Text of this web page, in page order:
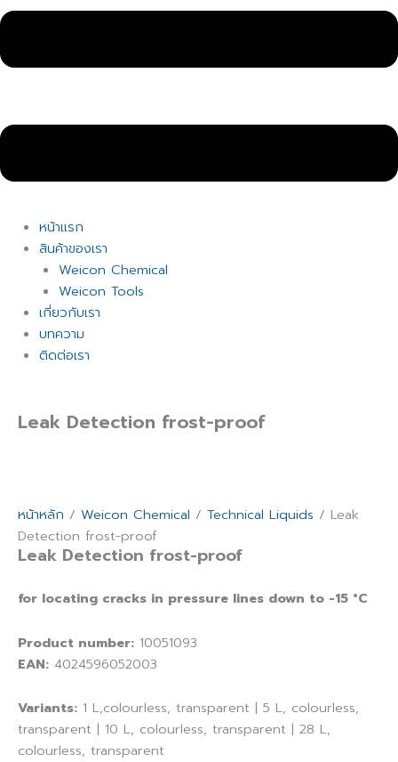
หน้าแรก
สินค้าของเรา
Weicon Chemical
Weicon Tools
เกี่ยวกับเรา
บทความ
ติดต่อเรา
Leak Detection frost-proof
หน้าหลัก / Weicon Chemical / Technical Liquids / Leak
Detection frost-proof
Leak Detection frost-proof
for locating cracks in pressure lines down to -15 °C
Product number: 10051093
EAN: 4024596052003
Variants: 1 L,colourless, transparent | 5 L, colourless,
transparent | 10 L, colourless, transparent | 28 L,
colourless, transparent